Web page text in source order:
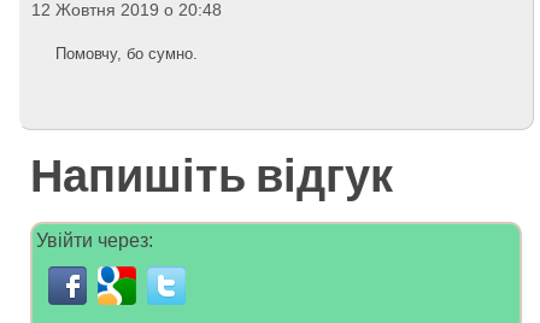
12 Жовтня 2019 о 20:48
Помовчу, бо сумно.
Напишіть відгук
Увійти через: